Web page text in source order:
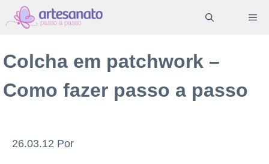
Pular
para
conteúdo
Colcha em patchwork –
Como fazer passo a passo
26.03.12 Por